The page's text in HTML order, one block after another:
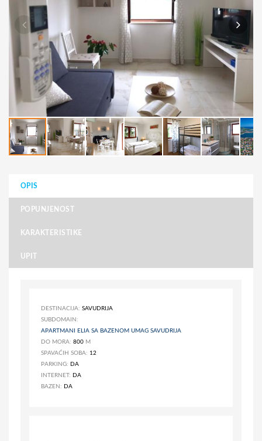
OPIS
POPUNJENOST
KARAKTERISTIKE
UPIT
DESTINACIJA: SAVUDRIJA
SUBDOMAIN:
APARTMANI ELIA SA BAZENOM UMAG SAVUDRIJA
DO MORA: 800 M
SPAVAĆIH SOBA: 12
PARKING: DA
INTERNET: DA
BAZEN: DA